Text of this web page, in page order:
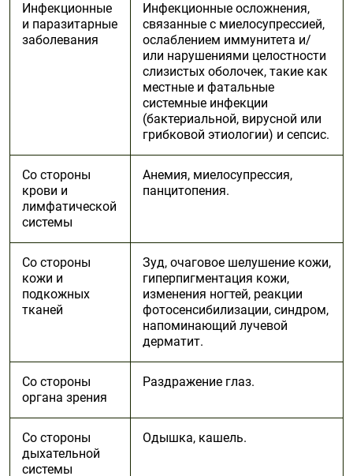
Инфекционные
и паразитарные
заболевания
Инфекционные осложнения,
связанные с миелосупрессией,
ослаблением иммунитета и/
или нарушениями целостности
слизистых оболочек, такие как
местные и фатальные
системные инфекции
(бактериальной, вирусной или
грибковой этиологии) и сепсис.
Со стороны
крови и
лимфатической
системы
Анемия, миелосупрессия,
панцитопения.
Со стороны
кожи и
подкожных
тканей
Зуд, очаговое шелушение кожи,
гиперпигментация кожи,
изменения ногтей, реакции
фотосенсибилизации, синдром,
напоминающий лучевой
дерматит.
Со стороны
органа зрения
Раздражение глаз.
Со стороны
дыхательной
системы
Одышка, кашель.